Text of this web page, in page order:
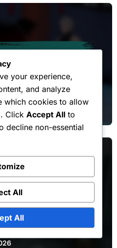
Prijzen
Problemen,
Ondersteuning
Prijzen
Wijzigingen
your experience,
and analyze
which cookies to allow
. Click Accept All to
decline non-essential
All
All